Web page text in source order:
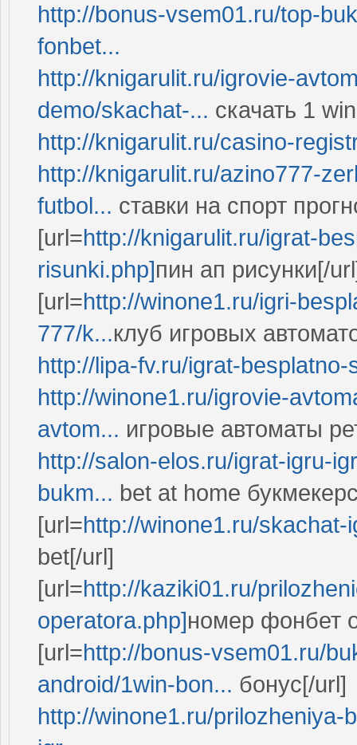
http://bonus-vsem01.ru/top-
fonbet...
http://knigarulit.ru/igrovie-
demo/skachat-... скачать 1
http://knigarulit.ru/casino-
http://knigarulit.ru/azino777-
futbol... ставки на спорт
[url=http://knigarulit.ru/igrat-
risunki.php]пин ап рисунки[/
[url=http://winone1.ru/igri-
777/k...клуб игровых
http://lipa-fv.ru/igrat-
http://winone1.ru/igrovie-
avtom... игровые автоматы
http://salon-elos.ru/igrat-igru-
bukm... bet at home
[url=http://winone1.ru/
bet[/url]
[url=http://kaziki01.ru/
operatora.php]номер фонбет
[url=http://bonus-vsem01.ru/
android/1win-bon... бонус[/url]
http://winone1.ru/